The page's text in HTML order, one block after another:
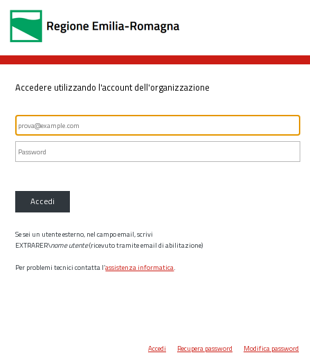
Accedere utilizzando l'account dell'organizzazione
Accedi
Se sei un utente esterno, nel campo email, scrivi
EXTRARER\nome utente(ricevuto tramite email di abilitazione)
Per problemi tecnici contatta l’assistenza informatica.
Accedi Recupera password Modifica password